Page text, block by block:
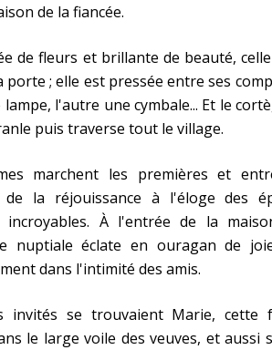
de la fiancée.
de fleurs et brillante de beauté,
porte ; elle est pressée entre ses
lampe, l'autre une cymbale... Et le
puis traverse tout le village.
marchent les premières et
de la réjouissance à l'éloge des
incroyables. À l'entrée de la
nuptiale éclate en ouragan de
dans l'intimité des amis.
invités se trouvaient Marie, cette
le large voile des veuves, et aussi